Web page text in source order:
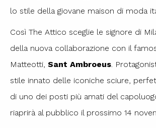
lo stile della giovane maison di moda
Così The Attico sceglie le signore di
della nuova collaborazione con il
Matteotti, Sant Ambroeus .
stile innato delle iconiche sciure,
di uno dei posti più amati del
riaprirà al pubblico il prossimo 14